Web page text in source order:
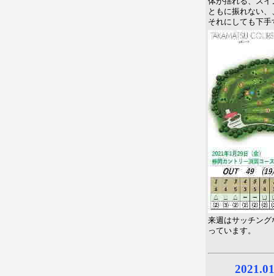
ともに振れない
それにしても下手
来週はサッチン
っています。